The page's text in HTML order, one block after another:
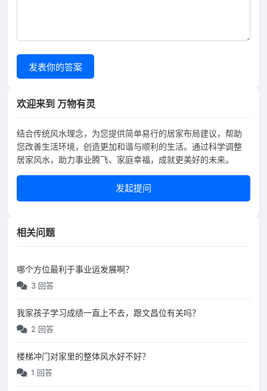
发表你的答案
欢迎来到 万物有灵
结合传统风水理念，为您提供简单易行的居家布局建议，帮助
您改善生活环境，创造更加和谐与顺利的生活。通过科学调整
居家风水，助力事业腾飞、家庭幸福，成就更美好的未来。
发起提问
相关问题
哪个方位最利于事业运发展啊？
3 回答
我家孩子学习成绩一直上不去，跟文昌位有关吗？
2 回答
楼梯冲门对家里的整体风水好不好？
1 回答